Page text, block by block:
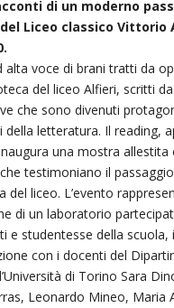
di un moderno
Liceo classico Vittorio
alta voce di brani tratti da
del liceo Alfieri, scritti
che sono divenuti
della letteratura. Il reading,
una mostra allestita
che testimoniano il
del liceo. L’evento
di un laboratorio
e studentesse della scuola,
con i docenti del
di Torino Sara
Leonardo Mineo, Maria